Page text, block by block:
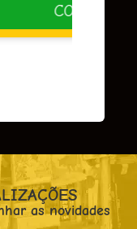
as novidades